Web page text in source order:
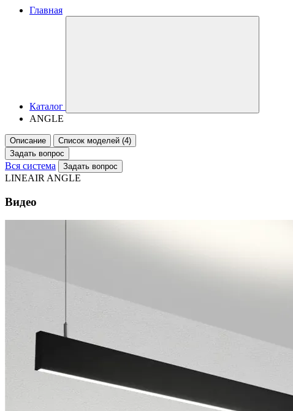
Главная
Каталог
ANGLE
Описание
Список моделей (4)
Задать вопрос
Вся система Задать вопрос
LINEAIR ANGLE
Видео